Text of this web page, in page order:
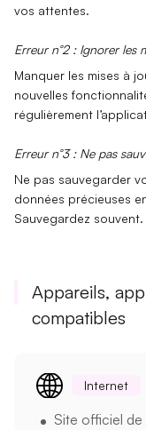
vos attentes.
Erreur n°2 : Ignorer les
Manquer les mises à
nouvelles
régulièrement
Erreur n°3 : Ne pas
Ne pas sauvegarder
données précieuses
Sauvegardez souvent.
Appareils,
compatibles
Internet
Site officiel de